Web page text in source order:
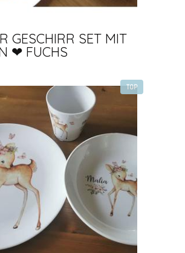
GESCHIRR SET MIT
❤ FUCHS
TOP